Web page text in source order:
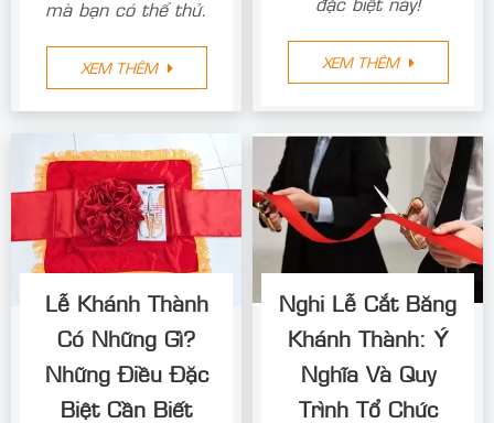
mà bạn có thể thử.
XEM THÊM XEM THÊM
Lễ Khánh Thành
Có Những Gì?
Những Điều Đặc
Biệt Cần Biết
Nghi Lễ Cắt Băng
Khánh Thành: Ý
Nghĩa Và Quy
Trình Tổ Chức